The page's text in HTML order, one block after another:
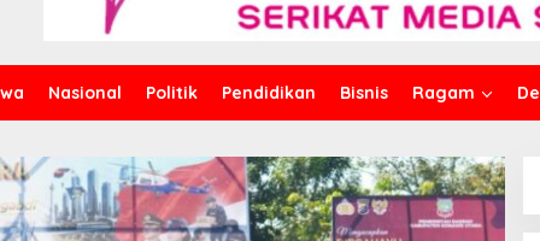
Nasional Politik Pendidikan Bisnis Ragam